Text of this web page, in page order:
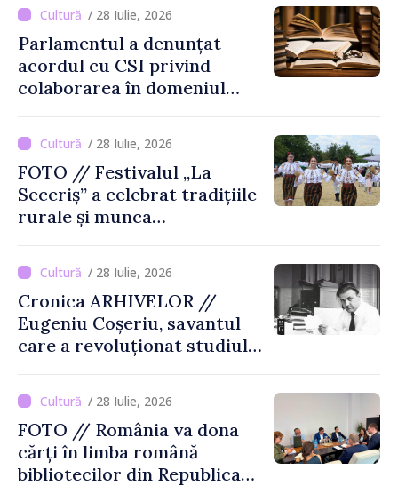
/ 28 Iulie, 2026
Parlamentul a denunțat
acordul cu CSI privind
colaborarea în domeniul
/ 28 Iulie, 2026
FOTO // Festivalul „La
Seceriș” a celebrat tradițiile
rurale și munca
/ 28 Iulie, 2026
Cronica ARHIVELOR //
Eugeniu Coșeriu, savantul
care a revoluționat studiul
/ 28 Iulie, 2026
FOTO // România va dona
cărți în limba română
bibliotecilor din Republica